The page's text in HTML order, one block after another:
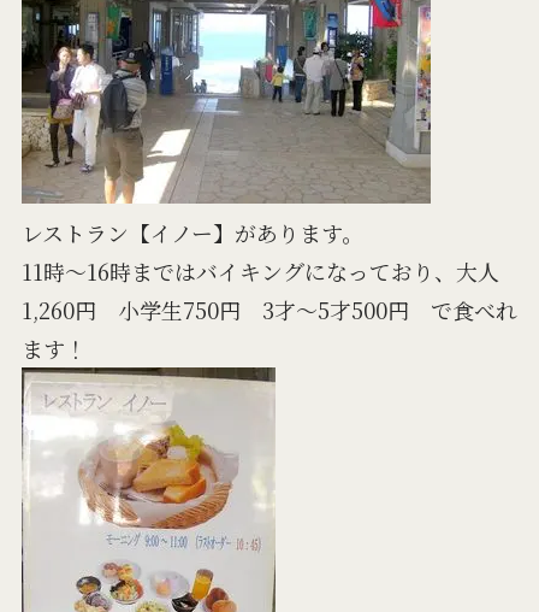
レストラン【イノー】があります。
11時～16時まではバイキングになっており、大人
1,260円 小学生750円 3才～5才500円 で食べれ
ます！